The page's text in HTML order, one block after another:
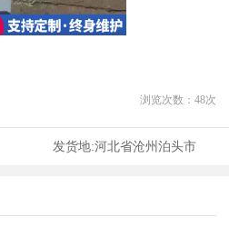
浏览次数： 48次
发货地:河北省沧州泊头市